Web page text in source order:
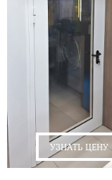
УЗНАТЬ ЦЕНУ